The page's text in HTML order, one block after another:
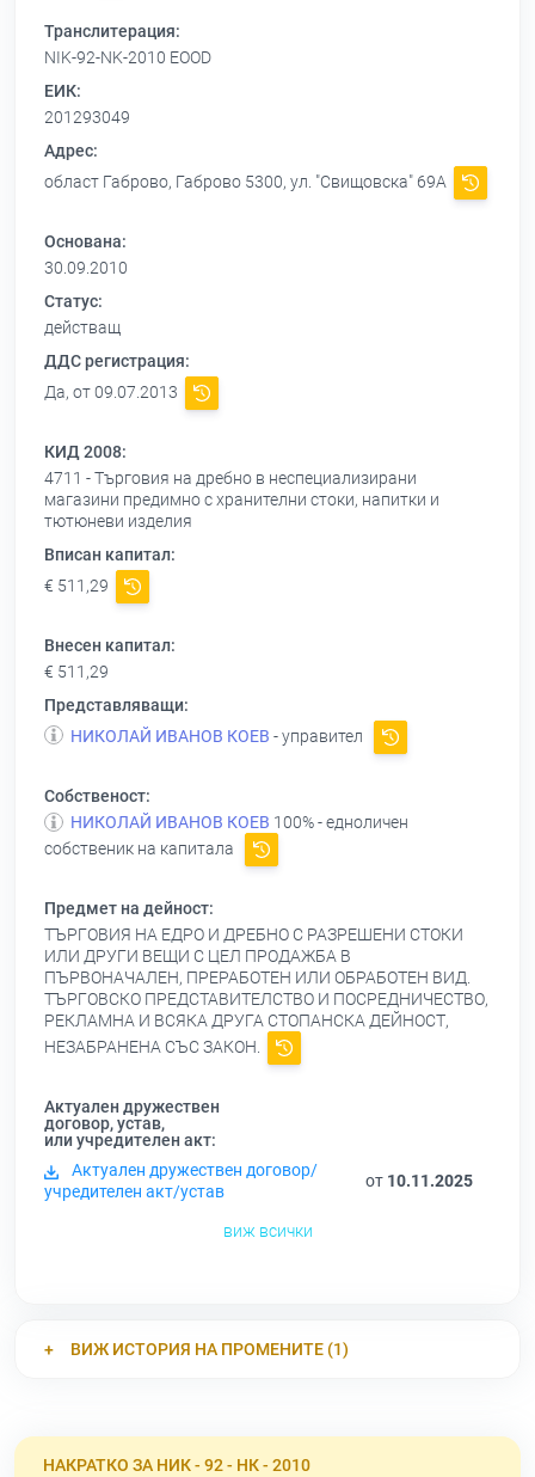
Транслитерация:
NIK-92-NK-2010 EOOD
ЕИК:
201293049
Адрес:
област Габрово, Габрово 5300, ул. "Свищовска" 69А
Основана:
30.09.2010
Статус:
действащ
ДДС регистрация:
Да, от 09.07.2013
КИД 2008:
4711 - Търговия на дребно в неспециализирани
магазини предимно с хранителни стоки, напитки и
тютюневи изделия
Вписан капитал:
€ 511,29
Внесен капитал:
€ 511,29
Представляващи:
НИКОЛАЙ ИВАНОВ КОЕВ - управител
Собственост:
НИКОЛАЙ ИВАНОВ КОЕВ 100% - едноличен
собственик на капитала
Предмет на дейност:
ТЪРГОВИЯ НА ЕДРО И ДРЕБНО С РАЗРЕШЕНИ СТОКИ
ИЛИ ДРУГИ ВЕЩИ С ЦЕЛ ПРОДАЖБА В
ПЪРВОНАЧАЛЕН, ПРЕРАБОТЕН ИЛИ ОБРАБОТЕН ВИД.
ТЪРГОВСКО ПРЕДСТАВИТЕЛСТВО И ПОСРЕДНИЧЕСТВО,
РЕКЛАМНА И ВСЯКА ДРУГА СТОПАНСКА ДЕЙНОСТ,
НЕЗАБРАНЕНА СЪС ЗАКОН.
Актуален дружествен
договор, устав,
или учредителен акт:
Актуален дружествен договор/
учредителен акт/устав
от 10.11.2025
виж всички
ВИЖ ИСТОРИЯ НА ПРОМЕНИТЕ (1)
НАКРАТКО ЗА НИК - 92 - НК - 2010